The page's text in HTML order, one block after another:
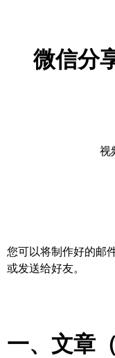
微信分
视
您可以将制作好的邮
或发送给好友。
一、文章